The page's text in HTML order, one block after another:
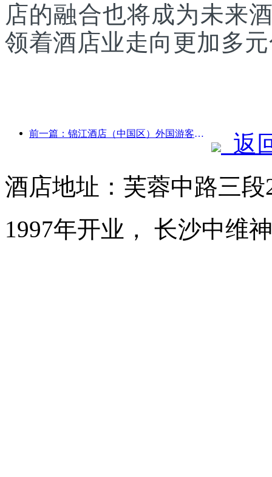
店的融合也将成为未来
领着酒店业走向更加多
前一篇：锦江酒店（中国区）外国游客接待量同比增长超9倍
返
酒店地址：芙蓉中路三
1997年开业， 长沙中